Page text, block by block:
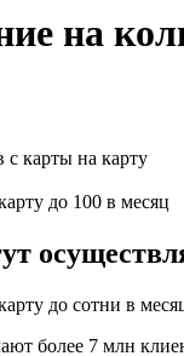
на
до 100 в месяц
до сотни в
более 7 млн